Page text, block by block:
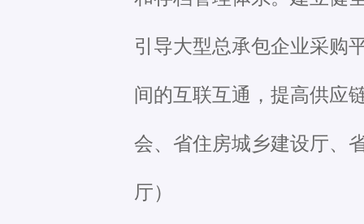
引导大型总承包企业采购
间的互联互通，提高供应
会、省住房城乡建设厅、
厅）